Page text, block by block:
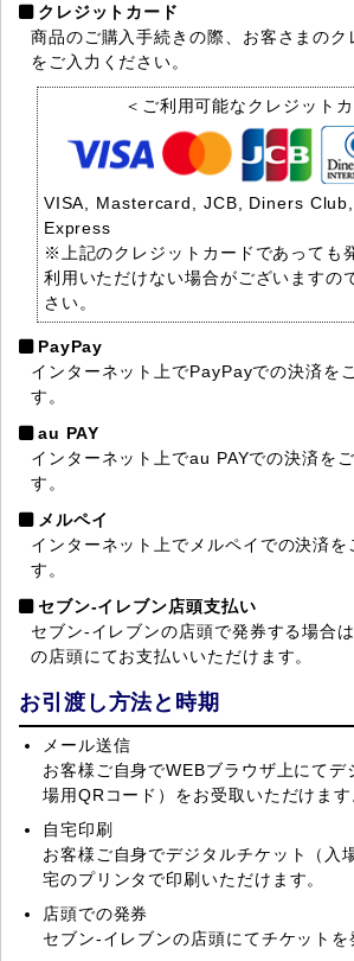
クレジットカード
商品のご購入手続きの際、お客さまのク
をご入力ください。
＜ご利用可能なクレジットカ
VISA, Mastercard, JCB, Diners
Express
※上記のクレジットカードであっても
利用いただけない場合がございますの
さい。
PayPay
インターネット上でPayPayでの決済を
す。
au PAY
インターネット上でau PAYでの決済を
す。
メルペイ
インターネット上でメルペイでの決済を
す。
セブン‐イレブン店頭支払い
セブン‐イレブンの店頭で発券する場合
の店頭にてお支払いいただけます。
お引渡し方法と時期
メール送信
お客様ご自身でWEBブラウザ上にてデ
場用QRコード）をお受取いただけます
自宅印刷
お客様ご自身でデジタルチケット（入
宅のプリンタで印刷いただけます。
店頭での発券
セブン-イレブンの店頭にてチケットを